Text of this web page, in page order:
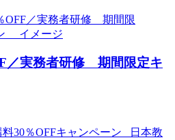
／実務者研修 期間限定キ
料30％OFFキャンペーン 日本教